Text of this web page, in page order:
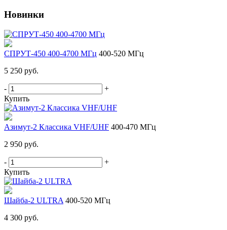
Новинки
СПРУТ-450 400-4700 МГц 400-520 МГц
5 250 руб.
-
+
Купить
Азимут-2 Классика VHF/UHF 400-470 МГц
2 950 руб.
-
+
Купить
Шайба-2 ULTRA 400-520 МГц
4 300 руб.